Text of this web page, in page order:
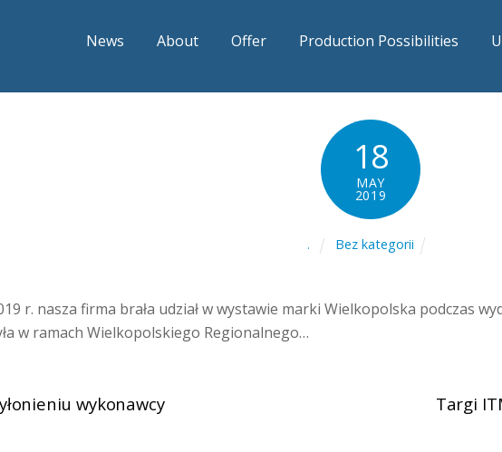
News About Offer Production Possibilities
18
MAY
2019
. Bez kategorii
r. nasza firma brała udział w wystawie marki Wielkopolska podczas
w ramach Wielkopolskiego Regionalnego…
wykonawcy
Targi